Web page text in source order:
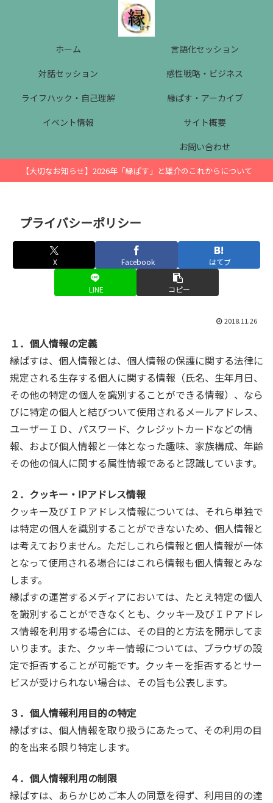
ホーム
言語化セッション
対話セッション
感性戦略・ビジネス
ライフハック・自己理解
縁ぱす・アーカイブ
イベント情報
サイト概要
お問い合わせ
【大切なお知らせ】2026年「縁ぱす」と雄介のこれからについて
プライバシーポリシー
X Facebook はてブ
LINE コピー
2018.11.26
１．個人情報の定義
縁ぱすは、個人情報とは、個人情報の保護に関する法律に
規定される生存する個人に関する情報（氏名、生年月日、
その他の特定の個人を識別することができる情報）、なら
びに特定の個人と結びついて使用されるメールアドレス、
ユーザーＩＤ、パスワード、クレジットカードなどの情
報、および個人情報と一体となった趣味、家族構成、年齢
その他の個人に関する属性情報であると認識しています。
２．クッキー・IPアドレス情報
クッキー及びＩＰアドレス情報については、それら単独で
は特定の個人を識別することができないため、個人情報と
は考えておりません。ただしこれら情報と個人情報が一体
となって使用される場合にはこれら情報も個人情報とみな
します。
縁ぱすの運営するメディアにおいては、たとえ特定の個人
を識別することができなくとも、クッキー及びＩＰアドレ
ス情報を利用する場合には、その目的と方法を開示してま
いります。また、クッキー情報については、ブラウザの設
定で拒否することが可能です。クッキーを拒否するとサー
ビスが受けられない場合は、その旨も公表します。
３．個人情報利用目的の特定
縁ぱすは、個人情報を取り扱うにあたって、その利用の目
的を出来る限り特定します。
４．個人情報利用の制限
縁ぱすは、あらかじめご本人の同意を得ず、利用目的の達